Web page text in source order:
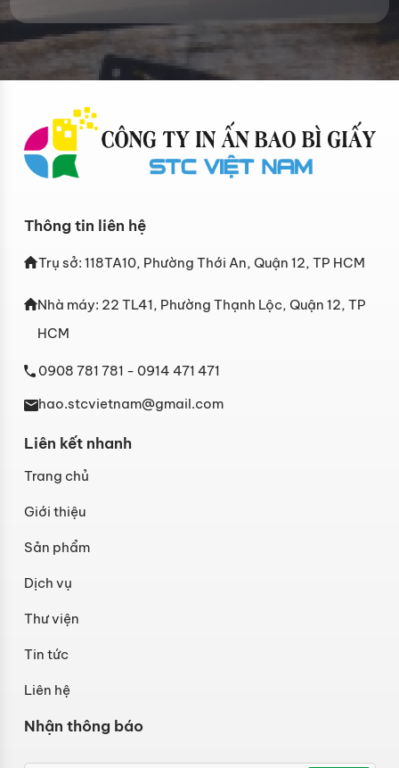
Thông tin liên hệ
Trụ sở: 118TA10, Phường Thới An, Quận 12, TP HCM
Nhà máy: 22 TL41, Phường Thạnh Lộc, Quận 12, TP
HCM
0908 781 781 - 0914 471 471
hao.stcvietnam@gmail.com
Liên kết nhanh
Trang chủ
Giới thiệu
Sản phẩm
Dịch vụ
Thư viện
Tin tức
Liên hệ
Nhận thông báo